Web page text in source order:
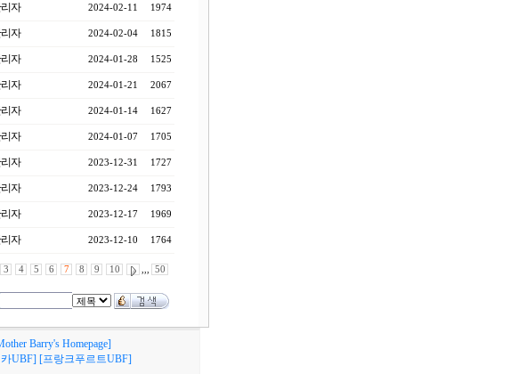
자 2024-02-11 1974
자 2024-02-04 1815
자 2024-01-28 1525
자 2024-01-21 2067
자 2024-01-14 1627
자 2024-01-07 1705
자 2023-12-31 1727
자 2023-12-24 1793
자 2023-12-17 1969
자 2023-12-10 1764
3 4 5 6 7 8 9 10 ,,, 50
Barry's Homepage]
UBF] [프랑크푸르트UBF]